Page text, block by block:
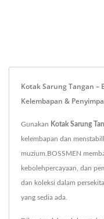
Kotak Sarung Tangan –
Kelembapan &
Gunakan Kotak Sarung
kelembapan dan
muzium.BOSSMEN
kebolehpercayaan, dan
dan koleksi dalam
yang sedia ada.